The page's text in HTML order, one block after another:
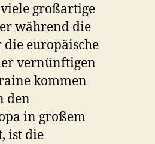
großartige
während die
europäische
vernünftigen
kommen
den
in großem
ist die